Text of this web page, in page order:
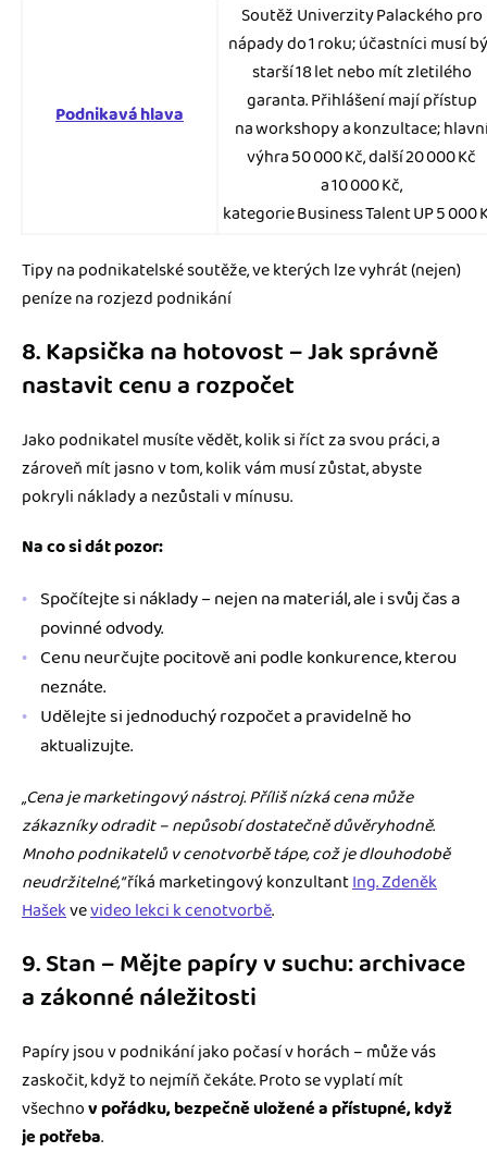
Podnikavá hlava
Soutěž Univerzity Palackého pro
nápady do 1 roku; účastníci musí
starší 18 let nebo mít zletilého
garanta. Přihlášení mají přístup
na workshopy a konzultace;
výhra 50 000 Kč, další 20 000 Kč
a 10 000 Kč,
kategorie Business Talent UP 5 000
Tipy na podnikatelské soutěže, ve kterých lze vyhrát (nejen)
peníze na rozjezd podnikání
8. Kapsička na hotovost – Jak správně
nastavit cenu a rozpočet
Jako podnikatel musíte vědět, kolik si říct za svou práci, a
zároveň mít jasno v tom, kolik vám musí zůstat, abyste
pokryli náklady a nezůstali v mínusu.
Na co si dát pozor:
Spočítejte si náklady – nejen na materiál, ale i svůj čas a
povinné odvody.
Cenu neurčujte pocitově ani podle konkurence, kterou
neznáte.
Udělejte si jednoduchý rozpočet a pravidelně ho
aktualizujte.
„Cena je marketingový nástroj. Příliš nízká cena může
zákazníky odradit – nepůsobí dostatečně důvěryhodně.
Mnoho podnikatelů v cenotvorbě tápe, což je dlouhodobě
neudržitelné,“říká marketingový konzultantIng. Zdeněk
Hašekvevideo lekci k cenotvorbě.
9. Stan – Mějte papíry v suchu: archivace
a zákonné náležitosti
Papíry jsou v podnikání jako počasí v horách – může vás
zaskočit, když to nejmíň čekáte. Proto se vyplatí mít
všechnov pořádku, bezpečně uložené a přístupné, když
je potřeba.